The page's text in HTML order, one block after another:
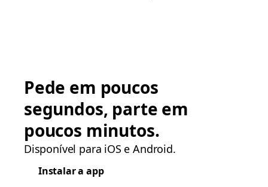
Pede em poucos
segundos, parte em
poucos minutos.
Disponível para iOS e Android.
Instalar a app